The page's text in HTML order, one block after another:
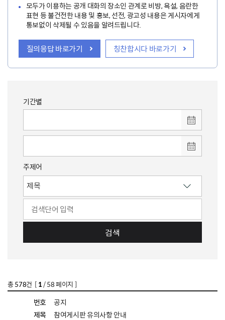
모두가 이용하는 공개 대화의 장소인 관계로 비방, 욕설, 음란한
표현 등 불건전한 내용 및 홍보, 선전, 광고성 내용은 게시자에게
통보없이 삭제될 수 있음을 알려드립니다.
질의응답 바로가기 칭찬합시다 바로가기
기간별
주제어
검색
총578건 [ 1/ 58 페이지 ]
번호
공지
제목
참여게시판 유의사항 안내